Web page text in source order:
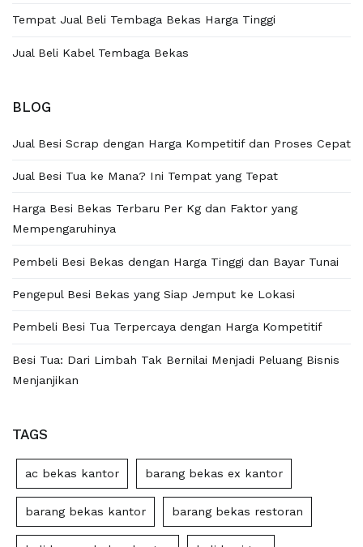
Tempat Jual Beli Tembaga Bekas Harga Tinggi
Jual Beli Kabel Tembaga Bekas
BLOG
Jual Besi Scrap dengan Harga Kompetitif dan Proses Cepat
Jual Besi Tua ke Mana? Ini Tempat yang Tepat
Harga Besi Bekas Terbaru Per Kg dan Faktor yang
Mempengaruhinya
Pembeli Besi Bekas dengan Harga Tinggi dan Bayar Tunai
Pengepul Besi Bekas yang Siap Jemput ke Lokasi
Pembeli Besi Tua Terpercaya dengan Harga Kompetitif
Besi Tua: Dari Limbah Tak Bernilai Menjadi Peluang Bisnis
Menjanjikan
TAGS
ac bekas kantor barang bekas ex kantor
barang bekas kantor barang bekas restoran